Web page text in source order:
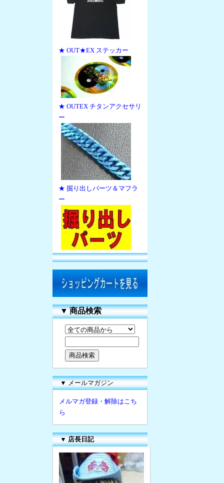
★ OUT★EX ステッカー
★ OUTEX チタンアクセサリ
ー
★ 掘り出しパーツ＆マフラ
ー
▼商品検索
▼ メールマガジン
メルマガ登録・解除はこち
ら
▼ 店長日記